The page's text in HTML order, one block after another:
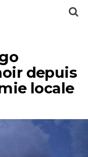
depuis
locale